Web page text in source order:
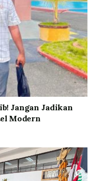
Jangan Jadikan
Modern